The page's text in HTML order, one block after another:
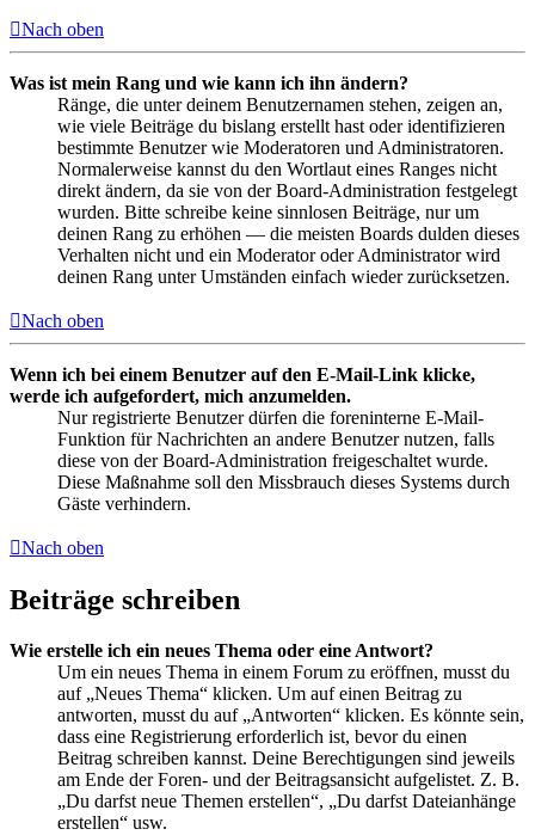
Nach oben
Was ist mein Rang und wie kann ich ihn ändern?
Ränge, die unter deinem Benutzernamen stehen, zeigen an,
wie viele Beiträge du bislang erstellt hast oder identifizieren
bestimmte Benutzer wie Moderatoren und Administratoren.
Normalerweise kannst du den Wortlaut eines Ranges nicht
direkt ändern, da sie von der Board-Administration festgelegt
wurden. Bitte schreibe keine sinnlosen Beiträge, nur um
deinen Rang zu erhöhen — die meisten Boards dulden dieses
Verhalten nicht und ein Moderator oder Administrator wird
deinen Rang unter Umständen einfach wieder zurücksetzen.
Nach oben
Wenn ich bei einem Benutzer auf den E-Mail-Link klicke,
werde ich aufgefordert, mich anzumelden.
Nur registrierte Benutzer dürfen die foreninterne E-Mail-
Funktion für Nachrichten an andere Benutzer nutzen, falls
diese von der Board-Administration freigeschaltet wurde.
Diese Maßnahme soll den Missbrauch dieses Systems durch
Gäste verhindern.
Nach oben
Beiträge schreiben
Wie erstelle ich ein neues Thema oder eine Antwort?
Um ein neues Thema in einem Forum zu eröffnen, musst du
auf „Neues Thema“ klicken. Um auf einen Beitrag zu
antworten, musst du auf „Antworten“ klicken. Es könnte sein,
dass eine Registrierung erforderlich ist, bevor du einen
Beitrag schreiben kannst. Deine Berechtigungen sind jeweils
am Ende der Foren- und der Beitragsansicht aufgelistet. Z. B.
„Du darfst neue Themen erstellen“, „Du darfst Dateianhänge
erstellen“ usw.